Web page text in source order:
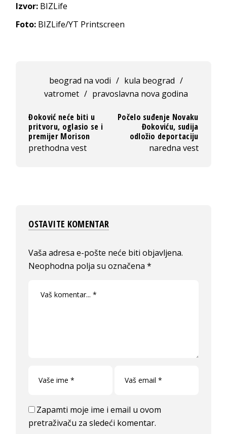
Izvor: BIZLife
Foto: BIZLife/YT Printscreen
beograd na vodi / kula beograd /
vatromet / pravoslavna nova godina
Đoković neće biti u
pritvoru, oglasio se i
premijer Morison
prethodna vest
Počelo suđenje Novaku
Đokoviću, sudija
odložio deportaciju
naredna vest
OSTAVITE KOMENTAR
Vaša adresa e-pošte neće biti objavljena.
Neophodna polja su označena*
Zapamti moje ime i email u ovom
pretraživaču za sledeći komentar.